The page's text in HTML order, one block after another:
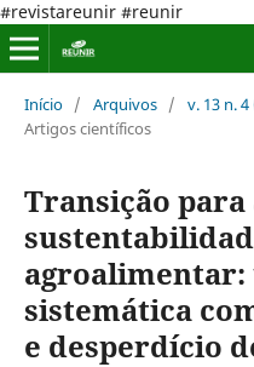
#revistareunir #reunir
Início / Arquivos / v. 13 n. 4
Artigos científicos
Transição para
agroalimentar:
sistemática
e desperdício